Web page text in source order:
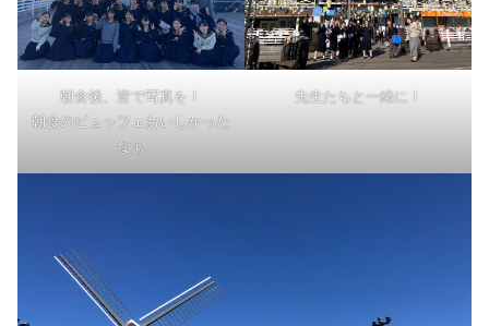
朝食後、皆で写真を！
朝食のビュッフェおいしかった
なぁ
先生たちと一緒に！